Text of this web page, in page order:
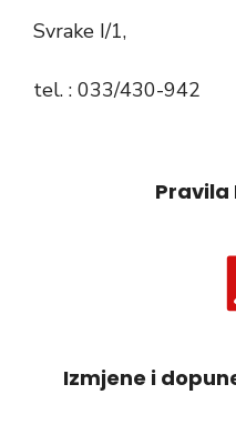
Svrake I/1,
tel. : 033/430-942
Pravila
Izmjene i